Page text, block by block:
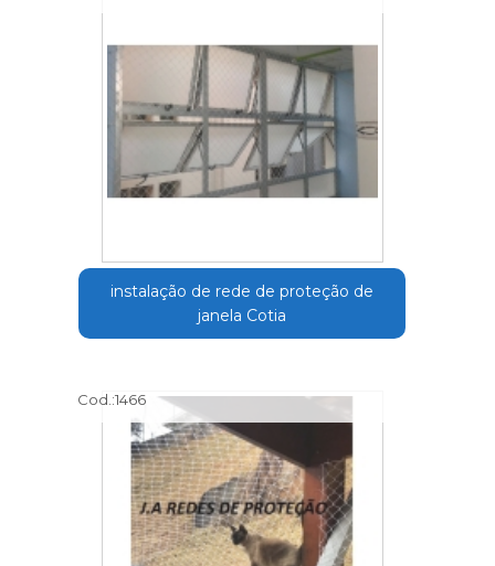
instalação de rede de proteção de
janela Cotia
Cod.:1466